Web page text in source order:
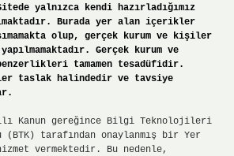
yalnızca kendi hazırladığımız
Burada yer alan içerikler
olup, gerçek kurum ve kişiler
Gerçek kurum ve
tamamen tesadüfidir.
taslak halindedir ve tavsiye
Kanun gereğince Bilgi Teknolojileri
tarafından onaylanmış bir Yer
vermektedir. Bu nedenle,